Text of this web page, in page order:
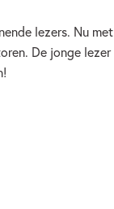
lezers. Nu met
De jonge lezer